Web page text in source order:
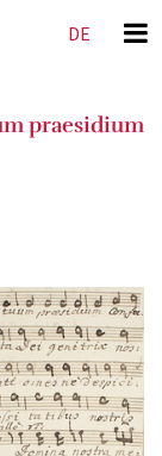
DE
praesidium